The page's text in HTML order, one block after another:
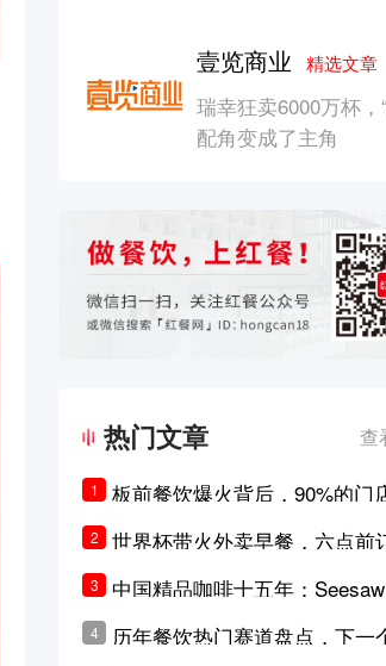
壹览商业精选文章
瑞幸狂卖6000万杯，
配角变成了主角
热门文章 查
1
板前餐饮爆火背后，90%的门
是徒有其表的刻意作秀？
2
世界杯带火外卖早餐，六点前
3
中国精品咖啡十五年：
ner、M Stand为何结出了不同
实？
4
历年餐饮热门赛道盘点，下一